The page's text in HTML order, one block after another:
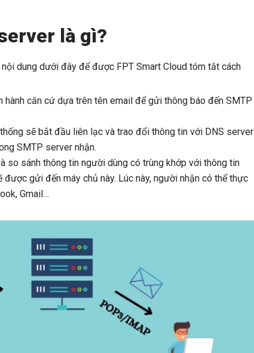
là gì?
dung dưới đây để được FPT Smart Cloud tóm tắt cách
căn cứ dựa trên tên email để gửi thông báo đến SMTP
sẽ bắt đầu liên lạc và trao đổi thông tin với DNS server
SMTP server nhận.
so sánh thông tin người dùng có trùng khớp với thông tin
gửi đến máy chủ này. Lúc này, người nhận có thể thực
Gmail…